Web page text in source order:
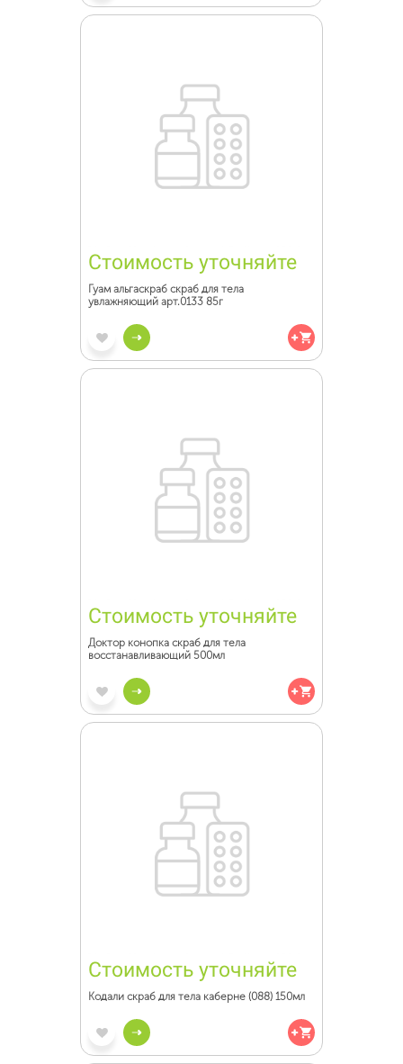
Стоимость уточняйте
Гуам альгаскраб скраб для тела
увлажняющий арт.0133 85г
Стоимость уточняйте
Доктор конопка скраб для тела
восстанавливающий 500мл
Стоимость уточняйте
Кодали скраб для тела каберне (088) 150мл